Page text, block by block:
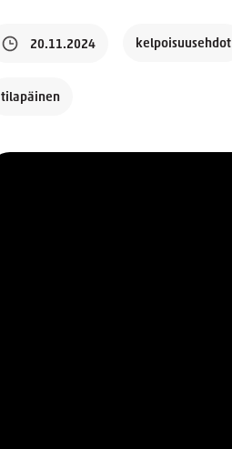
20.11.2024 kelpoisuusehdot
tilapäinen